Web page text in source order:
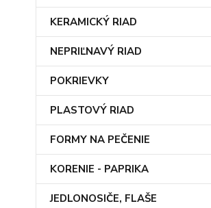
KERAMICKÝ RIAD
NEPRIĽNAVÝ RIAD
POKRIEVKY
PLASTOVÝ RIAD
FORMY NA PEČENIE
KORENIE - PAPRIKA
JEDLONOSIČE, FLAŠE